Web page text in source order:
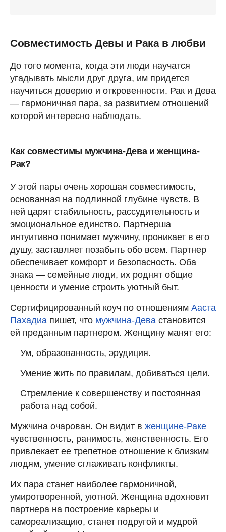
Совместимость Девы и Рака в любви
До того момента, когда эти люди научатся
угадывать мысли друг друга, им придется
научиться доверию и откровенности. Рак и Дева
— гармоничная пара, за развитием отношений
которой интересно наблюдать.
Как совместимы мужчина-Дева и женщина-
Рак?
У этой пары очень хорошая совместимость,
основанная на подлинной глубине чувств. В
ней царят стабильность, рассудительность и
эмоциональное единство. Партнерша
интуитивно понимает мужчину, проникает в его
душу, заставляет позабыть обо всем. Партнер
обеспечивает комфорт и безопасность. Оба
знака — семейные люди, их роднят общие
ценности и умение строить уютный быт.
Сертифицированный коуч по отношениям Ааста
Пахадиа пишет, что мужчина-Дева становится
ей преданным партнером. Женщину манят его:
Ум, образованность, эрудиция.
Умение жить по правилам, добиваться цели.
Стремление к совершенству и постоянная
работа над собой.
Мужчина очарован. Он видит в женщине-Раке
чувственность, ранимость, женственность. Его
привлекает ее трепетное отношение к близким
людям, умение сглаживать конфликты.
Их пара станет наиболее гармоничной,
умиротворенной, уютной. Женщина вдохновит
партнера на построение карьеры и
самореализацию, станет подругой и мудрой